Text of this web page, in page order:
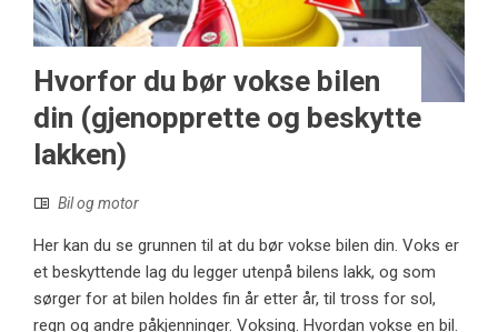
Hvorfor du bør vokse bilen
din (gjenopprette og beskytte
lakken)
Bil og motor
Her kan du se grunnen til at du bør vokse bilen din. Voks er
et beskyttende lag du legger utenpå bilens lakk, og som
sørger for at bilen holdes fin år etter år, til tross for sol,
regn og andre påkjenninger. Voksing. Hvordan vokse en bil.